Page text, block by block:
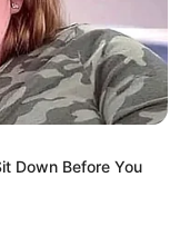
Down Before You